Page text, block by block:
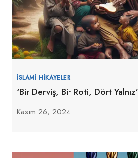
İSLAMI HIKAYELER
‘Bir Derviş, Bir Roti, Dört Yalnız’
Kasım 26, 2024